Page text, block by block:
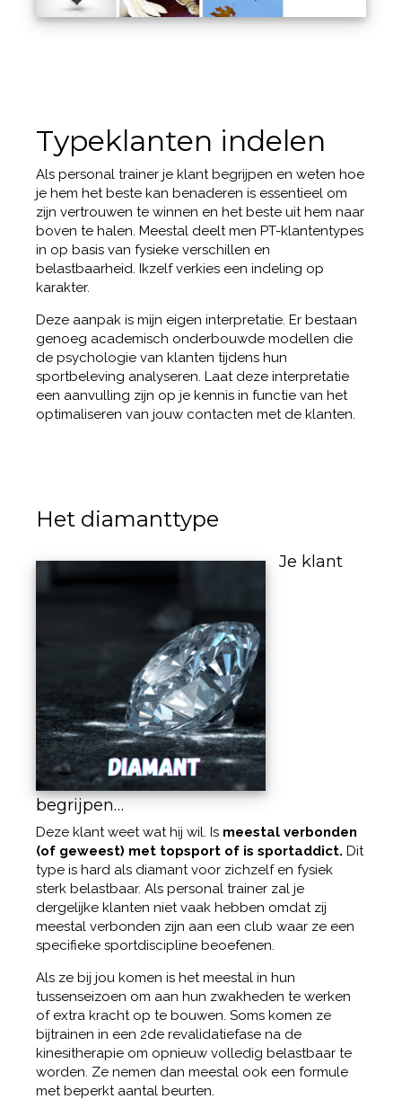
Typeklanten indelen
Als personal trainer je klant begrijpen en weten hoe
je hem het beste kan benaderen is essentieel om
zijn vertrouwen te winnen en het beste uit hem naar
boven te halen. Meestal deelt men PT-klantentypes
in op basis van fysieke verschillen en
belastbaarheid. Ikzelf verkies een indeling op
karakter.
Deze aanpak is mijn eigen interpretatie. Er bestaan
genoeg academisch onderbouwde modellen die
de psychologie van klanten tijdens hun
sportbeleving analyseren. Laat deze interpretatie
een aanvulling zijn op je kennis in functie van het
optimaliseren van jouw contacten met de klanten.
Het diamanttype
Je klant
begrijpen…
Deze klant weet wat hij wil. Is meestal verbonden
(of geweest) met topsport of is sportaddict. Dit
type is hard als diamant voor zichzelf en fysiek
sterk belastbaar. Als personal trainer zal je
dergelijke klanten niet vaak hebben omdat zij
meestal verbonden zijn aan een club waar ze een
specifieke sportdiscipline beoefenen.
Als ze bij jou komen is het meestal in hun
tussenseizoen om aan hun zwakheden te werken
of extra kracht op te bouwen. Soms komen ze
bijtrainen in een 2de revalidatiefase na de
kinesitherapie om opnieuw volledig belastbaar te
worden. Ze nemen dan meestal ook een formule
met beperkt aantal beurten.